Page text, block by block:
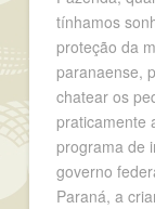
tínhamos
proteção da
paranaense,
chatear os
praticamente
programa de
governo
Paraná, a